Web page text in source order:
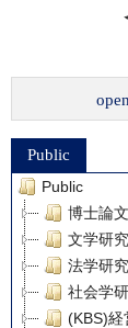
Public
Public
博士論文
文学研
法学研
社会学
(KBS)経